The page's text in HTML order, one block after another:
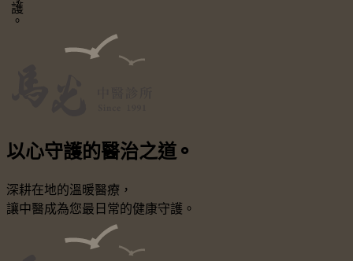
以心守護的醫治之道 ⚬
深耕在地的溫暖醫療，
讓中醫成為您最日常的健康守護。